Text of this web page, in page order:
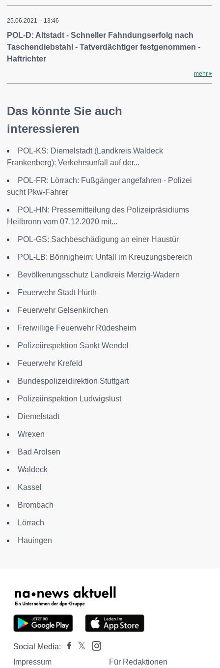
25.06.2021 – 13:46
POL-D: Altstadt - Schneller Fahndungserfolg nach
Taschendiebstahl - Tatverdächtiger festgenommen -
Haftrichter
mehr
Das könnte Sie auch
interessieren
POL-KS: Diemelstadt (Landkreis Waldeck
Frankenberg): Verkehrsunfall auf der...
POL-FR: Lörrach: Fußgänger angefahren - Polizei
sucht Pkw-Fahrer
POL-HN: Pressemitteilung des Polizeipräsidiums
Heilbronn vom 07.12.2020 mit...
POL-GS: Sachbeschädigung an einer Haustür
POL-LB: Bönnigheim: Unfall im Kreuzungsbereich
Bevölkerungsschutz Landkreis Merzig-Wadern
Feuerwehr Stadt Hürth
Feuerwehr Gelsenkirchen
Freiwillige Feuerwehr Rüdesheim
Polizeiinspektion Sankt Wendel
Feuerwehr Krefeld
Bundespolizeidirektion Stuttgart
Polizeiinspektion Ludwigslust
Diemelstadt
Wrexen
Bad Arolsen
Waldeck
Kassel
Brombach
Lörrach
Hauingen
Social Media:
Impressum
Für Redaktionen